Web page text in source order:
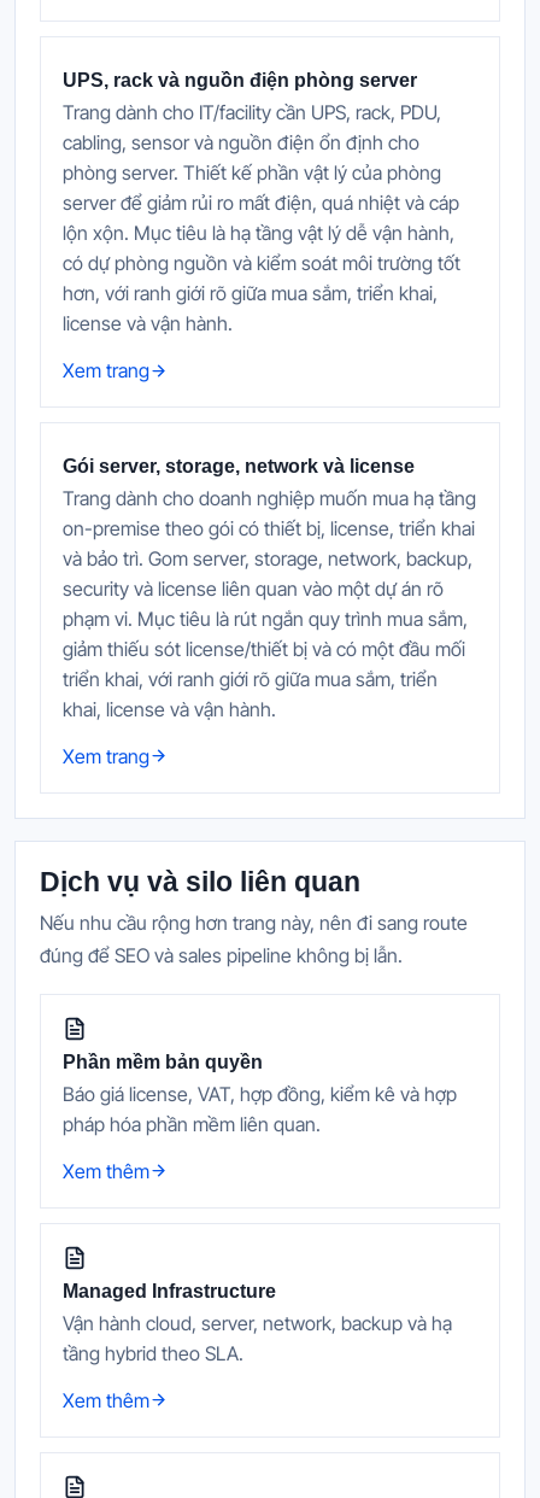
UPS, rack và nguồn điện phòng server
Trang dành cho IT/facility cần UPS, rack, PDU,
cabling, sensor và nguồn điện ổn định cho
phòng server. Thiết kế phần vật lý của phòng
server để giảm rủi ro mất điện, quá nhiệt và cáp
lộn xộn. Mục tiêu là hạ tầng vật lý dễ vận hành,
có dự phòng nguồn và kiểm soát môi trường tốt
hơn, với ranh giới rõ giữa mua sắm, triển khai,
license và vận hành.
Xem trang
Gói server, storage, network và license
Trang dành cho doanh nghiệp muốn mua hạ tầng
on-premise theo gói có thiết bị, license, triển khai
và bảo trì. Gom server, storage, network, backup,
security và license liên quan vào một dự án rõ
phạm vi. Mục tiêu là rút ngắn quy trình mua sắm,
giảm thiếu sót license/thiết bị và có một đầu mối
triển khai, với ranh giới rõ giữa mua sắm, triển
khai, license và vận hành.
Xem trang
Dịch vụ và silo liên quan
Nếu nhu cầu rộng hơn trang này, nên đi sang route
đúng để SEO và sales pipeline không bị lẫn.
Phần mềm bản quyền
Báo giá license, VAT, hợp đồng, kiểm kê và hợp
pháp hóa phần mềm liên quan.
Xem thêm
Managed Infrastructure
Vận hành cloud, server, network, backup và hạ
tầng hybrid theo SLA.
Xem thêm